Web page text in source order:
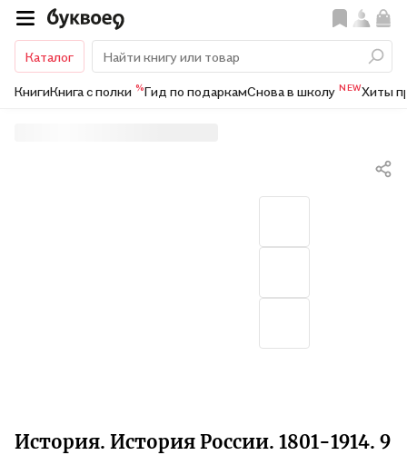
Каталог
КнигиКнига с полки %Гид по подаркамСнова в школу NEWХиты
История. История России. 1801-1914. 9